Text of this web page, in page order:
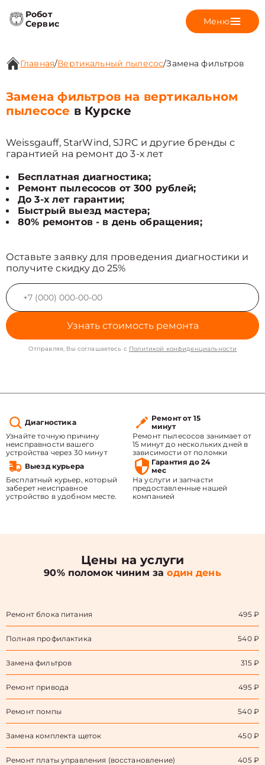
Робот
Сервис
Меню
Главная/Вертикальный пылесос/Замена фильтров
Замена фильтров на вертикальном
пылесосе в Курске
Weissgauff, StarWind, SJRC и другие бренды с
гарантией на ремонт до 3-х лет
Бесплатная диагностика;
Ремонт пылесосов от 300 рублей;
До 3-х лет гарантии;
Быстрый выезд мастера;
80% ремонтов - в день обращения;
Оставьте заявку для проведения диагностики и
получите скидку до 25%
Узнать стоимость ремонта
Отправляя, Вы соглашаетесь с Политикой конфиденциальности
Диагностика
Узнайте точную причину
неисправности вашего
устройства через 30 минут
Ремонт от 15
минут
Ремонт пылесосов занимает от
15 минут до нескольких дней в
зависимости от поломки
Выезд курьера
Бесплатный курьер, который
заберет неисправное
устройство в удобном месте.
Гарантия до 24
мес
На услуги и запчасти
предоставленные нашей
компанией
Цены на услуги
90% поломок чиним заодин день
Ремонт блока питания 495 ₽
Полная профилактика 540 ₽
Замена фильтров 315 ₽
Ремонт привода 495 ₽
Ремонт помпы 540 ₽
Замена комплекта щеток 450 ₽
Ремонт платы управления (восстановление) 405 ₽